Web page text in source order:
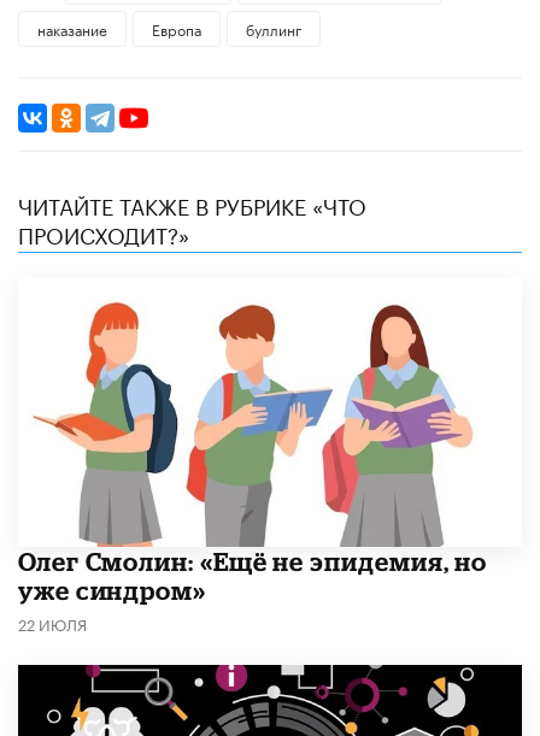
наказание
Европа буллинг
ЧИТАЙТЕ ТАКЖЕ В РУБРИКЕ «ЧТО
ПРОИСХОДИТ?»
​Олег Смолин: «Ещё не эпидемия, но
уже синдром»
22 ИЮЛЯ